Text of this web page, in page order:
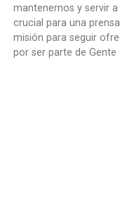
mantenernos y servir
crucial para una
misión para seguir
por ser parte de Gente